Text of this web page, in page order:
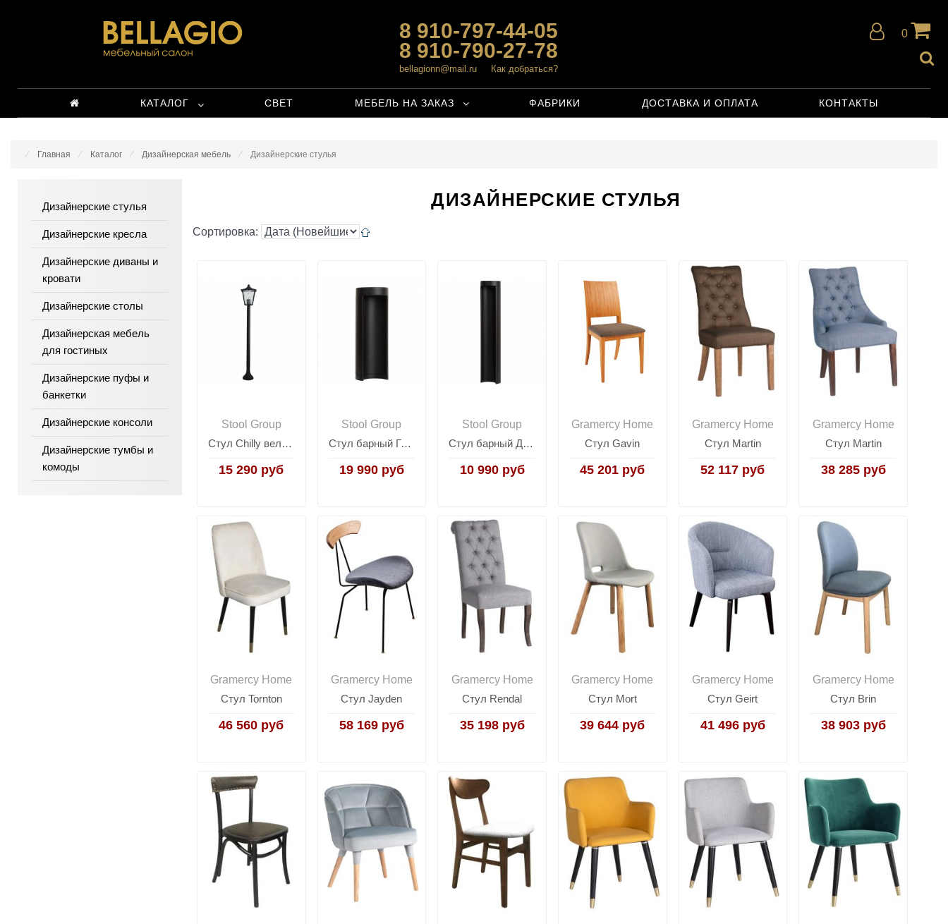
8 910-797-44-05
8 910-790-27-78
bellagionn@mail.ru Как добраться?
0
КАТАЛОГ СВЕТ МЕБЕЛЬ НА ЗАКАЗ ФАБРИКИ ДОСТАВКА И ОПЛАТА КОНТАКТЫ
Главная Каталог Дизайнерская мебель Дизайнерские стулья
Дизайнерские стулья
Дизайнерские кресла
Дизайнерские диваны и
кровати
Дизайнерские столы
Дизайнерская мебель
для гостиных
Дизайнерские пуфы и
банкетки
Дизайнерские консоли
Дизайнерские тумбы и
комоды
ДИЗАЙНЕРСКИЕ СТУЛЬЯ
Сортировка:
Stool Group
Стул Chilly велюр антрацитовый 4 шт.
15 290 руб
Stool Group
Стул барный Гранд серо-бежевый 2шт.
19 990 руб
Stool Group
Стул барный Джин белый 2 шт.
10 990 руб
Gramercy Home
Стул Gavin
45 201 руб
Gramercy Home
Стул Martin
52 117 руб
Gramercy Home
Стул Martin
38 285 руб
Gramercy Home
Стул Tornton
46 560 руб
Gramercy Home
Стул Jayden
58 169 руб
Gramercy Home
Стул Rendal
35 198 руб
Gramercy Home
Стул Mort
39 644 руб
Gramercy Home
Стул Geirt
41 496 руб
Gramercy Home
Стул Brin
38 903 руб